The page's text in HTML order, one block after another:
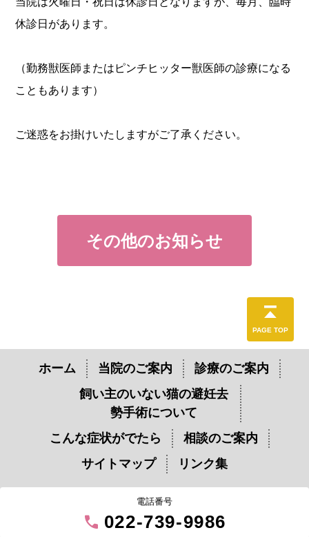
休診日があります。
（勤務獣医師またはピンチヒッター獣医師の診療になる
こともあります）
ご迷惑をお掛けいたしますがご了承ください。
その他のお知らせ
ホーム 当院のご案内
診療のご案内
飼い主のいない猫の避妊去
勢手術について
こんな症状がでたら
相談のご案内
サイトマップ
リンク集
電話番号
call 022-739-9986
PAGE TOP